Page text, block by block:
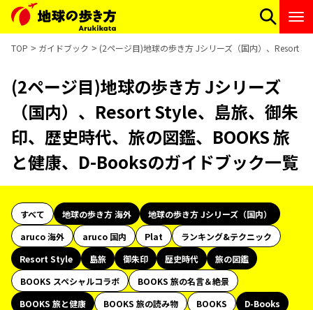
TOP ガイドブック (2ページ目)地球の歩き方 Jシリーズ（国内）、Resort
(2ページ目)地球の歩き方 Jシリーズ
（国内）、Resort Style、島旅、御朱
印、歴史時代、旅の図鑑、BOOKS 旅
と健康、D-Booksのガイドブック一覧
すべて 地球の歩き方 海外
地球の歩き方 Jシリーズ（国内）
aruco 海外
aruco 国内 Plat
ランキング&テクニック
Resort Style
島旅 御朱印 歴史時代
旅の図鑑
BOOKS スペシャルコラボ
BOOKS 旅の名言＆絶景
BOOKS 旅と健康
BOOKS 旅の読み物 BOOKS
D-Books